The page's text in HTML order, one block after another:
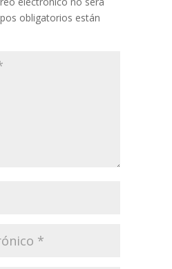
obligatorios están